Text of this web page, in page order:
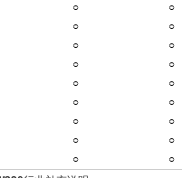
○ ○
○ ○
○ ○
○ ○
○ ○
○ ○
○ ○
○ ○
○ ○